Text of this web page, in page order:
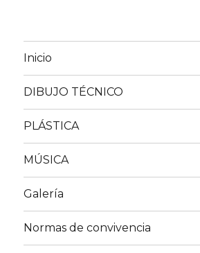
Inicio
DIBUJO TÉCNICO
PLÁSTICA
MÚSICA
Galería
Normas de convivencia